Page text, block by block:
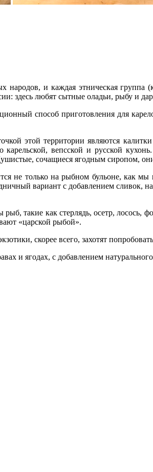
народов, и каждая этническая
здесь любят сытные оладьи, рыбу и
способ приготовления для
этой территории являются
вепсской и русской
сочащиеся ягодным сиропом,
не только на рыбном бульоне, как
вариант с добавлением сливок,
такие как стерлядь, осетр, лосось,
«царской рыбой».
скорее всего, захотят
и ягодах, с добавлением